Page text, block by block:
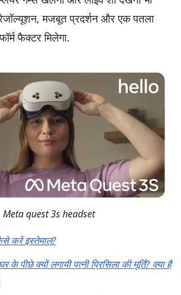
मजबूत प्रदर्शन और एक पतला
फैक्टर मिलेगा.
Meta quest 3s headset
करें इस्तेमाल?
पीछे क्यों लगायी पत्नी प्रिसिला की मूर्ति? क्या है